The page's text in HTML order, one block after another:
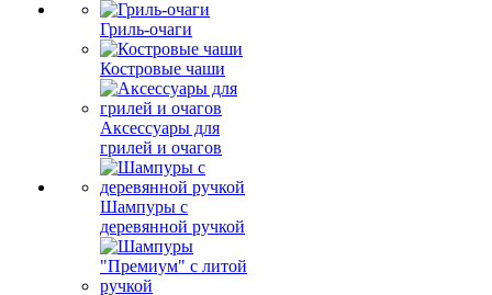
Гриль-очаги
Костровые чаши
Аксессуары для
грилей и очагов
Шампуры с
деревянной ручкой